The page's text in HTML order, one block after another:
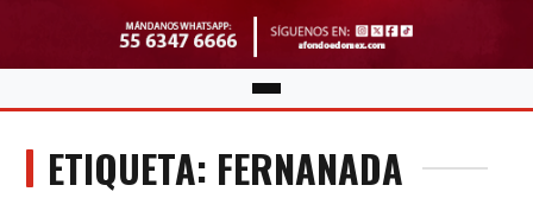
ETIQUETA: FERNANADA